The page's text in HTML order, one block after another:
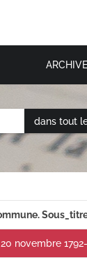
dans tout
novembre